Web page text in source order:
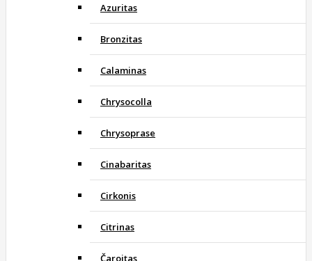
Azuritas
Bronzitas
Calaminas
Chrysocolla
Chrysoprase
Cinabaritas
Cirkonis
Citrinas
Čaroitas